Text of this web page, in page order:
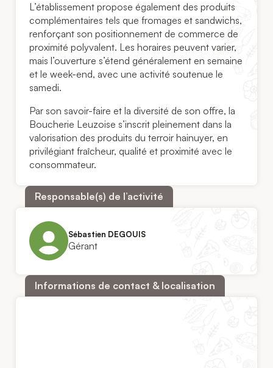
L’établissement propose également des produits
complémentaires tels que fromages et sandwichs,
renforçant son positionnement de commerce de
proximité polyvalent. Les horaires peuvent varier,
mais l’ouverture s’étend généralement en semaine
et le week-end, avec une activité soutenue le
samedi.
Par son savoir-faire et la diversité de son offre, la
Boucherie Leuzoise s’inscrit pleinement dans la
valorisation des produits du terroir hainuyer, en
privilégiant fraîcheur, qualité et proximité avec le
consommateur.
Responsable(s) de l’activité
Sébastien DEGOUIS
Gérant
Informations de contact & localisation